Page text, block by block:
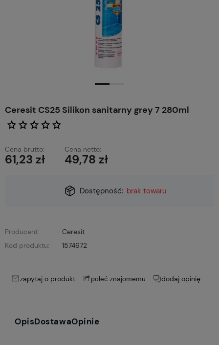
Ceresit CS25 Silikon sanitarny grey 7 280ml
Cena brutto:
61,23 zł
Cena netto:
49,78 zł
Dostępność: brak towaru
Producent:
Ceresit
Kod produktu:
1574672
zapytaj o produkt poleć znajomemu dodaj opinię
OpisDostawaOpinie